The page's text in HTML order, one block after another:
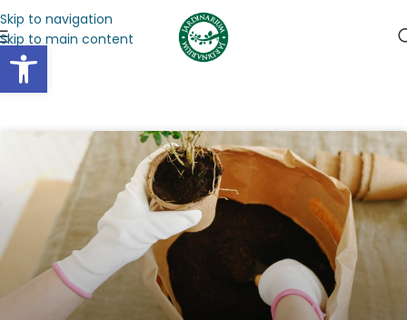
Abrir barra de herramientas
Skip to navigation
Skip to main content